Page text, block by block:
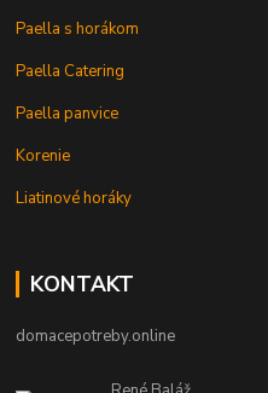
Paella s horákom
Paella Catering
Paella panvice
Korenie
Liatinové horáky
KONTAKT
domacepotreby.online